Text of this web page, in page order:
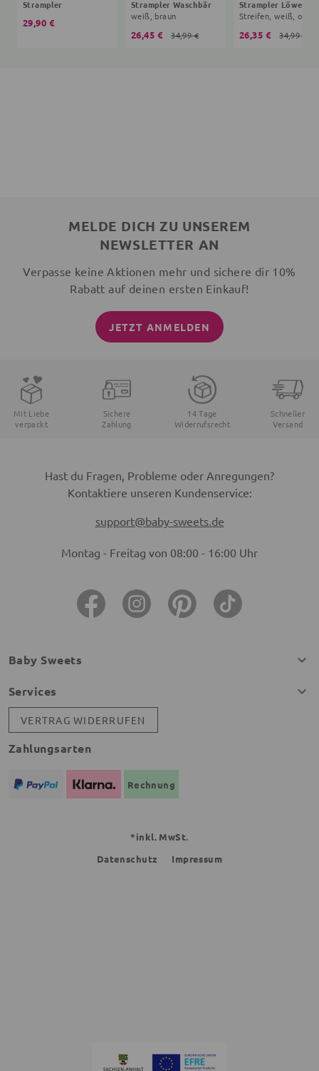
Strampler
29,90 €
Strampler Waschbär
weiß, braun
26,45 € 34,99 €
Strampler Löwe
Streifen, weiß,
26,35 € 34,99 €
MELDE DICH ZU UNSEREM
NEWSLETTER AN
Verpasse keine Aktionen mehr und sichere dir 10%
Rabatt auf deinen ersten Einkauf!
JETZT ANMELDEN
Mit Liebe
verpackt
Sichere
Zahlung
14 Tage
Widerrufsrecht
Schneller
Versand
Hast du Fragen, Probleme oder Anregungen?
Kontaktiere unseren Kundenservice:
support@baby-sweets.de
Montag - Freitag von 08:00 - 16:00 Uhr
Baby Sweets
Services
VERTRAG WIDERRUFEN
Zahlungsarten
Rechnung
*inkl. MwSt.
Datenschutz
Impressum